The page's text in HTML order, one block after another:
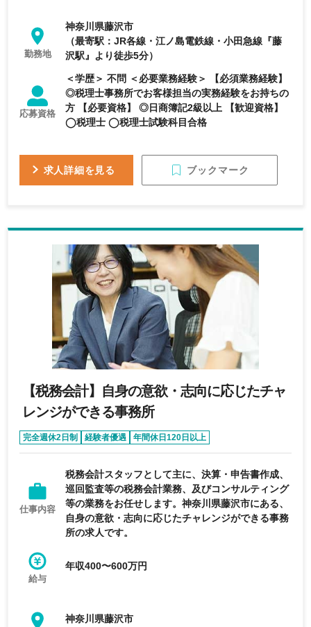
勤務地
神奈川県藤沢市
（最寄駅：JR各線・江ノ島電鉄線・小田急線『藤
沢駅』より徒歩5分）
応募資格
＜学歴＞ 不問 ＜必要業務経験＞ 【必須業務経験】
◎税理士事務所でお客様担当の実務経験をお持ちの
方 【必要資格】 ◎日商簿記2級以上 【歓迎資格】
◯税理士 ◯税理士試験科目合格
求人詳細を見る ブックマーク
【税務会計】自身の意欲・志向に応じたチャ
レンジができる事務所
完全週休2日制 経験者優遇 年間休日120日以上
仕事内容
税務会計スタッフとして主に、決算・申告書作成、
巡回監査等の税務会計業務、及びコンサルティング
等の業務をお任せします。神奈川県藤沢市にある、
自身の意欲・志向に応じたチャレンジができる事務
所の求人です。
給与
年収400〜600万円
神奈川県藤沢市